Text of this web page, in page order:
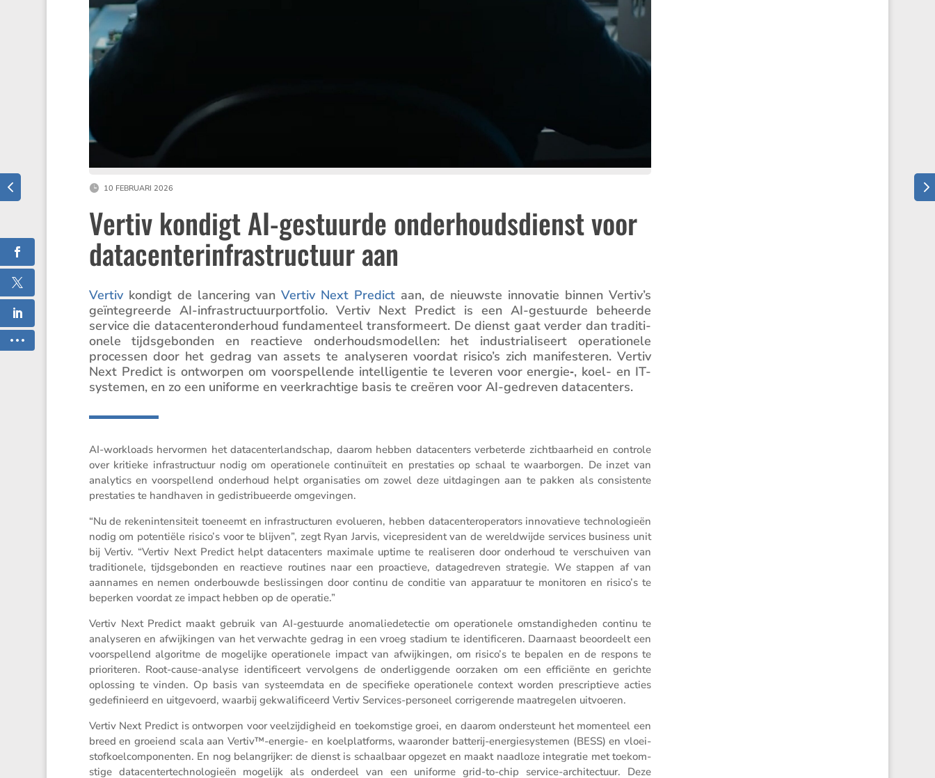
10 FEBRUARI 2026
Vertiv kondigt AI-gestuurde onderhoudsdienst voor
datacenterinfrastructuur aan
Vertivkondigt de lance­ring vanVertiv Next Predict aan, de nieuwste innovatie binnen Vertiv’s
geïnte­greerde AI-infra­struc­tuur­port­folio. Vertiv Next Predict is een AI-gestuurde beheerde
service die datacen­ter­on­der­houd funda­men­teel trans­for­meert. De dienst gaat verder dan tradi­ti­
o­nele tijds­ge­bonden en reactieve onder­houds­mo­dellen: het industri­a­li­seert opera­ti­o­nele
processen door het gedrag van assets te analy­seren voordat risico’s zich manifes­teren. Vertiv
Next Predict is ontworpen om voorspel­lende intel­li­gentie te leveren voor energie‑, koel- en IT-
systemen, en zo een uniforme en veerkrach­tige basis te creëren voor AI-gedreven datacenters.
AI-workloads hervormen het datacen­ter­land­schap, daarom hebben datacen­ters verbe­terde zicht­baar­heid en controle
over kritieke infra­struc­tuur nodig om opera­ti­o­nele conti­nu­ï­teit en presta­ties op schaal te waarborgen. De inzet van
analy­tics en voorspel­lend onder­houd helpt organi­sa­ties om zowel deze uitda­gingen aan te pakken als consis­tente
presta­ties te handhaven in gedis­tri­bu­eerde omgevingen.
“Nu de reken­in­ten­si­teit toeneemt en infra­struc­turen evolu­eren, hebben datacen­ter­o­pe­ra­tors innova­tieve techno­lo­gieën
nodig om poten­tiële risico’s voor te blijven”, zegt Ryan Jarvis, vicepre­si­dent van de wereld­wijde services business unit
bij Vertiv. “Vertiv Next Predict helpt datacen­ters maximale uptime te reali­seren door onder­houd te verschuiven van
tradi­ti­o­nele, tijds­ge­bonden en reactieve routines naar een proac­tieve, datage­dreven strategie. We stappen af van
aannames en nemen onder­bouwde beslis­singen door continu de conditie van appara­tuur te monitoren en risico’s te
beperken voordat ze impact hebben op de operatie.”
Vertiv Next Predict maakt gebruik van AI-gestuurde anoma­lie­de­tectie om opera­ti­o­nele omstan­dig­heden continu te
analy­seren en afwij­kingen van het verwachte gedrag in een vroeg stadium te identi­fi­ceren. Daarnaast beoor­deelt een
voorspel­lend algoritme de mogelijke opera­ti­o­nele impact van afwij­kingen, om risico’s te bepalen en de respons te
priori­teren. Root-cause-analyse identi­fi­ceert vervol­gens de onder­lig­gende oorzaken om een effici­ënte en gerichte
oplos­sing te vinden. Op basis van systeem­data en de speci­fieke opera­ti­o­nele context worden prescrip­tieve acties
gedefi­ni­eerd en uitge­voerd, waarbij gekwa­li­fi­ceerd Vertiv Services-perso­neel corri­ge­rende maatre­gelen uitvoeren.
Vertiv Next Predict is ontworpen voor veelzij­dig­heid en toekom­stige groei, en daarom onder­steunt het momen­teel een
breed en groeiend scala aan Vertiv™-energie- en koelplat­forms, waaronder batterij-energie­sys­temen (BESS) en vloei­
stof­koel­com­po­nenten. En nog belang­rijker: de dienst is schaal­baar opgezet en maakt naadloze integratie met toekom­
stige datacen­ter­tech­no­lo­gieën mogelijk als onder­deel van een uniforme grid-to-chip service-archi­tec­tuur. Deze